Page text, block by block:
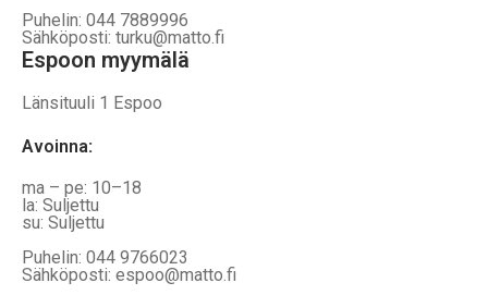
Puhelin: 044 7889996
Sähköposti: turku@matto.fi
Espoon myymälä
Länsituuli 1 Espoo
Avoinna:
ma – pe: 10–18
la: Suljettu
su: Suljettu
Puhelin: 044 9766023
Sähköposti: espoo@matto.fi